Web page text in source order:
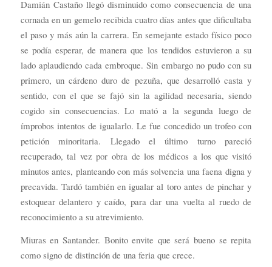
Damián Castaño llegó disminuido como consecuencia de una
cornada en un gemelo recibida cuatro días antes que dificultaba
el paso y más aún la carrera. En semejante estado físico poco
se podía esperar, de manera que los tendidos estuvieron a su
lado aplaudiendo cada embroque. Sin embargo no pudo con su
primero, un cárdeno duro de pezuña, que desarrolló casta y
sentido, con el que se fajó sin la agilidad necesaria, siendo
cogido sin consecuencias. Lo mató a la segunda luego de
ímprobos intentos de igualarlo. Le fue concedido un trofeo con
petición minoritaria. Llegado el último turno pareció
recuperado, tal vez por obra de los médicos a los que visitó
minutos antes, planteando con más solvencia una faena digna y
precavida. Tardó también en igualar al toro antes de pinchar y
estoquear delantero y caído, para dar una vuelta al ruedo de
reconocimiento a su atrevimiento.
Miuras en Santander. Bonito envite que será bueno se repita
como signo de distinción de una feria que crece.